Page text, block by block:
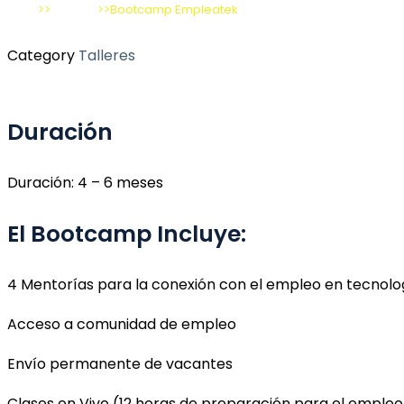
>> >>Bootcamp Empleatek
Category Talleres
Duración
Duración: 4 – 6 meses
El Bootcamp Incluye:
4 Mentorías para la conexión con el empleo en
Acceso a comunidad de empleo
Envío permanente de vacantes